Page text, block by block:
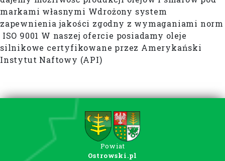
markami własnymi Wdrożony system
zapewnienia jakości zgodny z wymaganiami norm
ISO 9001 W naszej ofercie posiadamy oleje
silnikowe certyfikowane przez Amerykański
Instytut Naftowy (API)
Powiat
Ostrowski.pl